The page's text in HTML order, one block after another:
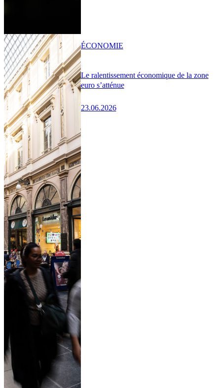
Le ralentissement économique de la zone
euro s’atténue
23.06.2026
ÉCONOMIE